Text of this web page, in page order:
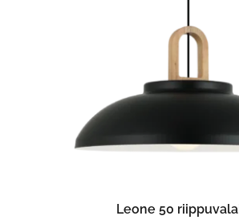
VALITSE
The
options
be
chosen
product
page
Leone 50